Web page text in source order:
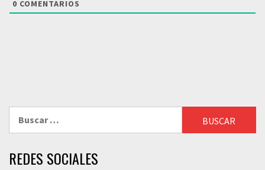
0 COMENTARIOS
REDES SOCIALES